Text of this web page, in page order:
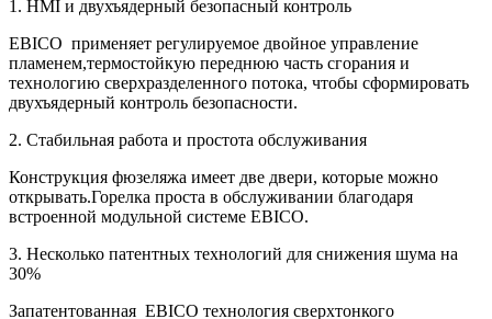
1. HMI и двухъядерный безопасный контроль
EBICO применяет регулируемое двойное управление
пламенем,термостойкую переднюю часть сгорания и
технологию сверхразделенного потока, чтобы сформировать
двухъядерный контроль безопасности.
2. Стабильная работа и простота обслуживания
Конструкция фюзеляжа имеет две двери, которые можно
открывать.Горелка проста в обслуживании благодаря
встроенной модульной системе EBICO.
3. Несколько патентных технологий для снижения шума на
30%
Запатентованная EBICO технология сверхтонкого